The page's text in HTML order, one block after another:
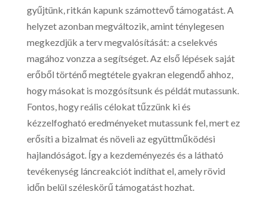
gyűjtünk, ritkán kapunk számottevő támogatást. A
helyzet azonban megváltozik, amint ténylegesen
megkezdjük a terv megvalósítását: a cselekvés
magához vonzza a segítséget. Az első lépések saját
erőből történő megtétele gyakran elegendő ahhoz,
hogy másokat is mozgósítsunk és példát mutassunk.
Fontos, hogy reális célokat tűzzünk ki és
kézzelfogható eredményeket mutassunk fel, mert ez
erősíti a bizalmat és növeli az együttműködési
hajlandóságot. Így a kezdeményezés és a látható
tevékenység láncreakciót indíthat el, amely rövid
időn belül széleskörű támogatást hozhat.